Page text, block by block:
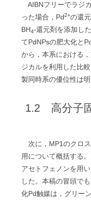
AIBNフリーでラジ
った場合，Pd2+の還
BH4-還元剤を添加し
てPdNPsの肥大化と
から，本系における
ジカルを利用した比
製同時系の優位性は明
1.2 高分子
次に，MP1のクロ
用について概括する
アセトフェノンを用
した。本稿の冒頭で
化Pd触媒は，グリー